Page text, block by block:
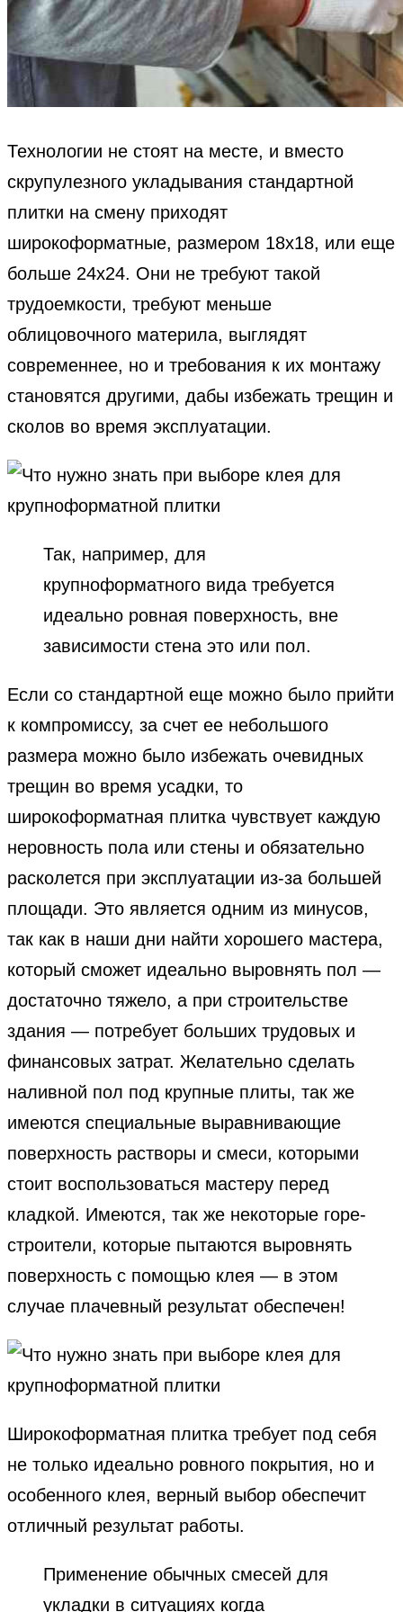
Технологии не стоят на месте, и вместо
скрупулезного укладывания стандартной
плитки на смену приходят
широкоформатные, размером 18х18, или еще
больше 24х24. Они не требуют такой
трудоемкости, требуют меньше
облицовочного материла, выглядят
современнее, но и требования к их монтажу
становятся другими, дабы избежать трещин и
сколов во время эксплуатации.
Так, например, для
крупноформатного вида требуется
идеально ровная поверхность, вне
зависимости стена это или пол.
Если со стандартной еще можно было прийти
к компромиссу, за счет ее небольшого
размера можно было избежать очевидных
трещин во время усадки, то
широкоформатная плитка чувствует каждую
неровность пола или стены и обязательно
расколется при эксплуатации из-за большей
площади. Это является одним из минусов,
так как в наши дни найти хорошего мастера,
который сможет идеально выровнять пол —
достаточно тяжело, а при строительстве
здания — потребует больших трудовых и
финансовых затрат. Желательно сделать
наливной пол под крупные плиты, так же
имеются специальные выравнивающие
поверхность растворы и смеси, которыми
стоит воспользоваться мастеру перед
кладкой. Имеются, так же некоторые горе-
строители, которые пытаются выровнять
поверхность с помощью клея — в этом
случае плачевный результат обеспечен!
Широкоформатная плитка требует под себя
не только идеально ровного покрытия, но и
особенного клея, верный выбор обеспечит
отличный результат работы.
Применение обычных смесей для
укладки в ситуациях когда